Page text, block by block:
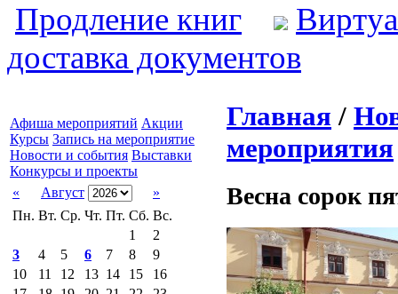
Продление книг
доставка документов
Афиша мероприятий Акции
Курсы Запись на мероприятие
Новости и события Выставки
Конкурсы и проекты
«
Август
»
Пн. Вт. Ср. Чт. Пт. Сб. Вс.
1
2
3
4 5 6 7 8
9
10
11 12 13 14 15
16
Главная /
мероприятия
Весна сорок